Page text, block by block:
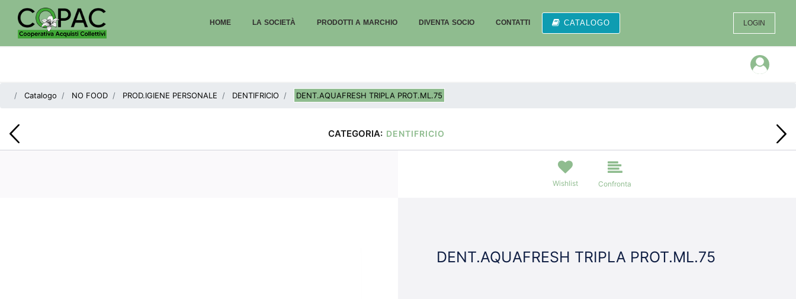
HOME LA SOCIETÀ PRODOTTI A MARCHIO DIVENTA SOCIO CONTATTI CATALOGO LOGIN
Open
Catalogo NO FOOD PROD.IGIENE PERSONALE DENTIFRICIO DENT.AQUAFRESH TRIPLA PROT.ML.75
CATEGORIA: DENTIFRICIO
Wishlist Confronta
DENT.AQUAFRESH TRIPLA PROT.ML.75